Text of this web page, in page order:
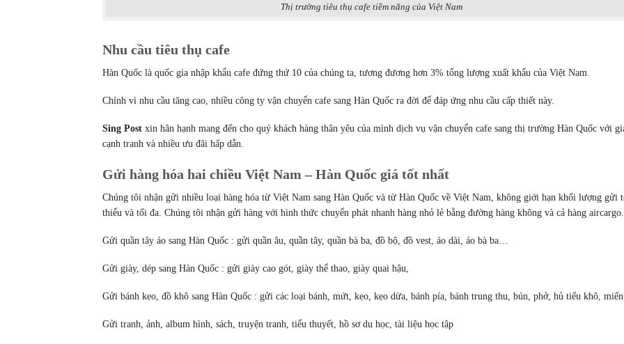
Thị trường tiêu thụ cafe tiềm năng của Việt Nam
Nhu cầu tiêu thụ cafe
Hàn Quốc là quốc gia nhập khẩu cafe đứng thứ 10 của chúng ta, tương đương hơn 3% tổng lượng xuất khẩu của Việt Nam.
Chính vì nhu cầu tăng cao, nhiều công ty vận chuyển cafe sang Hàn Quốc ra đời để đáp ứng nhu cầu cấp thiết này.
Sing Post xin hân hạnh mang đến cho quý khách hàng thân yêu của mình dịch vụ vận chuyển cafe sang thị trường Hàn Quốc với
cạnh tranh và nhiều ưu đãi hấp dẫn.
Gửi hàng hóa hai chiều Việt Nam – Hàn Quốc giá tốt nhất
Chúng tôi nhận gửi nhiều loại hàng hóa từ Việt Nam sang Hàn Quốc và từ Hàn Quốc về Việt Nam, không giới hạn khối lượng gửi
thiểu và tối đa. Chúng tôi nhận gửi hàng với hình thức chuyển phát nhanh hàng nhỏ lẻ bằng đường hàng không và cả hàng aircargo.
Gửi quần tây áo sang Hàn Quốc : gửi quần âu, quần tây, quần bà ba, đồ bộ, đồ vest, áo dài, áo bà ba…
Gửi giày, dép sang Hàn Quốc : gửi giày cao gót, giày thể thao, giày quai hậu,
Gửi bánh kẹo, đồ khô sang Hàn Quốc : gửi các loại bánh, mứt, kẹo, kẹo dừa, bánh pía, bánh trung thu, bún, phở, hủ tiếu khô,
Gửi tranh, ảnh, album hình, sách, truyện tranh, tiểu thuyết, hồ sơ du học, tài liệu học tập